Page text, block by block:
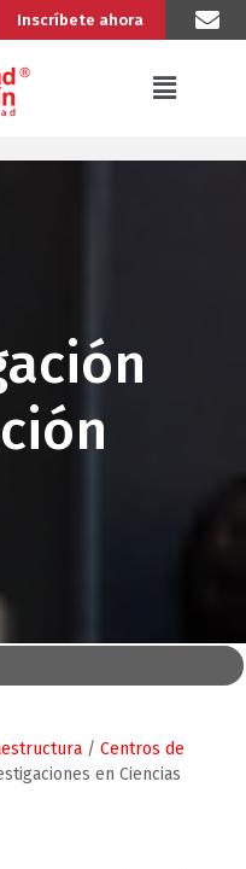
Inscríbete ahora
/ Centros de
en Ciencias